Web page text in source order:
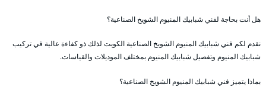
هل أنت بحاجة لفني شبابيك المنيوم الشويخ الصناعية؟
نقدم لكم فني شبابيك المنيوم الشويخ الصناعية الكويت لذلك ذو كفاءة عالية في تركيب
شبابيك المنيوم وتفصيل شبابيك المنيوم بمختلف الموديلات والقياسات.
بماذا يتميز فني شبابيك المنيوم الشويخ الصناعية؟